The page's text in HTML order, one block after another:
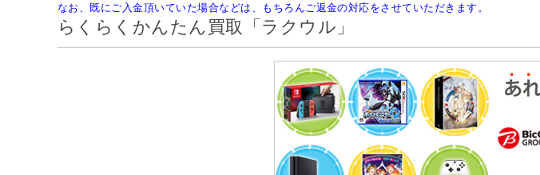
なお、既にご入金頂いていた場合などは、もちろんご返金の対応をさせていただきます。
らくらくかんたん買取「ラクウル」